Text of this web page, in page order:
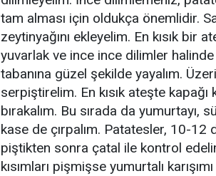
tam alması için oldukça önemlidir.
zeytinyağını ekleyelim. En kısık bir
yuvarlak ve ince ince dilimler
tabanına güzel şekilde yayalım.
serpiştirelim. En kısık ateşte
bırakalım. Bu sırada da yumurtayı,
kase de çırpalım. Patatesler, 10-12
piştikten sonra çatal ile kontrol
kısımları pişmişse yumurtalı